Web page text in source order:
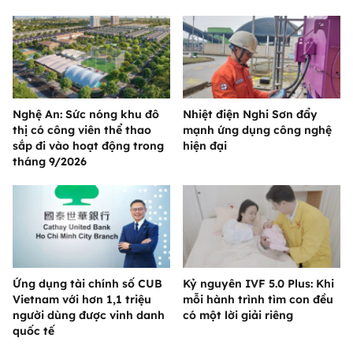
Nghệ An: Sức nóng khu đô
thị có công viên thể thao
sắp đi vào hoạt động trong
tháng 9/2026
Nhiệt điện Nghi Sơn đẩy
mạnh ứng dụng công nghệ
hiện đại
Ứng dụng tài chính số CUB
Vietnam với hơn 1,1 triệu
người dùng được vinh danh
quốc tế
Kỷ nguyên IVF 5.0 Plus: Khi
mỗi hành trình tìm con đều
có một lời giải riêng